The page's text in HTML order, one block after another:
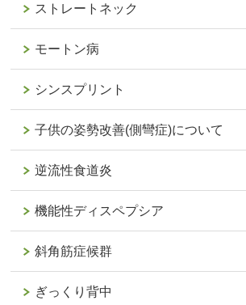
ストレートネック
モートン病
シンスプリント
子供の姿勢改善(側彎症)について
逆流性食道炎
機能性ディスペプシア
斜角筋症候群
ぎっくり背中